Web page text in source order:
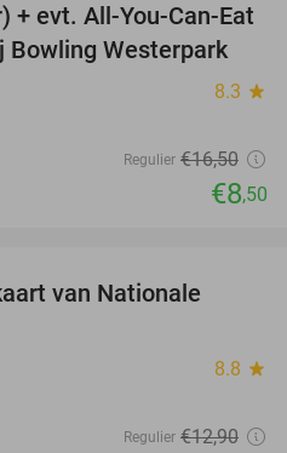
48%
+ evt. All-You-Can-Eat
Bowling Westerpark
8.3 star
Regulier €16,50
€8,50
van Nationale
8.8 star
Regulier €12,90